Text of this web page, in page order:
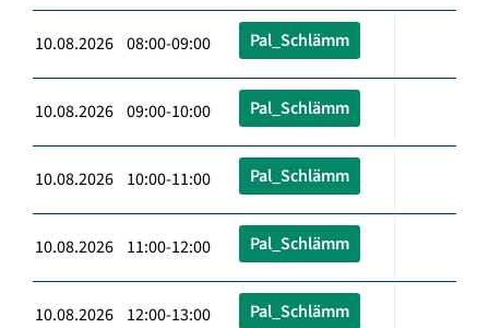
10.08.2026 08:00-09:00 Pal_Schlämm
10.08.2026 09:00-10:00 Pal_Schlämm
10.08.2026 10:00-11:00 Pal_Schlämm
10.08.2026 11:00-12:00 Pal_Schlämm
10.08.2026 12:00-13:00 Pal_Schlämm